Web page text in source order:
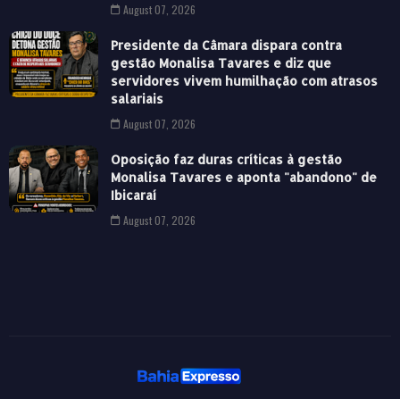
August 07, 2026
Presidente da Câmara dispara contra
gestão Monalisa Tavares e diz que
servidores vivem humilhação com atrasos
salariais
August 07, 2026
Oposição faz duras críticas à gestão
Monalisa Tavares e aponta "abandono" de
Ibicaraí
August 07, 2026